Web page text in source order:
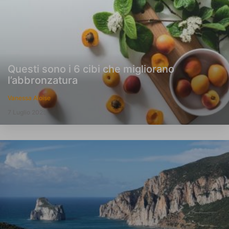
Questi sono i 6 cibi che migliorano
l’abbronzatura
Vanessa Aloise